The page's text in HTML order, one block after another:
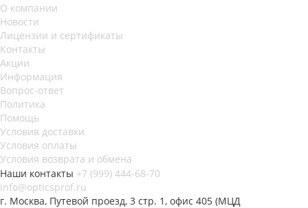
О компании
Новости
Лицензии и сертификаты
Контакты
Акции
Информация
Вопрос-ответ
Политика
Помощь
Условия доставки
Условия оплаты
Условия возврата и обмена
Наши контакты +7 (999) 444-68-70
info@opticsprof.ru
г. Москва, Путевой проезд, 3 стр. 1, офис 405 (МЦД